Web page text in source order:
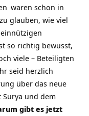
waren schon in
glauben, wie viel
so richtig bewusst,
viele – Beteiligten
seid herzlich
über das neue
Surya und dem
gibt es jetzt